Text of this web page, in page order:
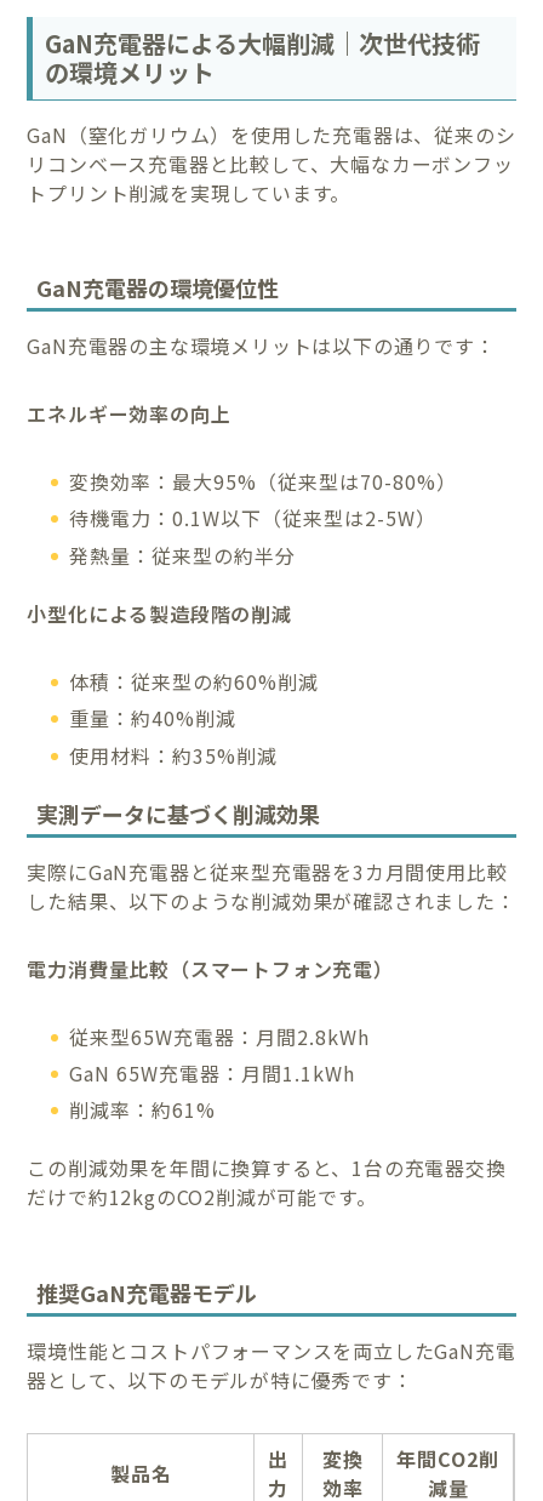
GaN充電器による大幅削減｜次世代技術
の環境メリット
GaN（窒化ガリウム）を使用した充電器は、従来のシ
リコンベース充電器と比較して、大幅なカーボンフッ
トプリント削減を実現しています。
GaN充電器の環境優位性
GaN充電器の主な環境メリットは以下の通りです：
エネルギー効率の向上
変換効率：最大95%（従来型は70-80%）
待機電力：0.1W以下（従来型は2-5W）
発熱量：従来型の約半分
小型化による製造段階の削減
体積：従来型の約60%削減
重量：約40%削減
使用材料：約35%削減
実測データに基づく削減効果
実際にGaN充電器と従来型充電器を3カ月間使用比較
した結果、以下のような削減効果が確認されました：
電力消費量比較（スマートフォン充電）
従来型65W充電器：月間2.8kWh
GaN 65W充電器：月間1.1kWh
削減率：約61%
この削減効果を年間に換算すると、1台の充電器交換
だけで約12kgのCO2削減が可能です。
推奨GaN充電器モデル
環境性能とコストパフォーマンスを両立したGaN充電
器として、以下のモデルが特に優秀です：
製品名
出
力
変換
効率
年間CO2削
減量